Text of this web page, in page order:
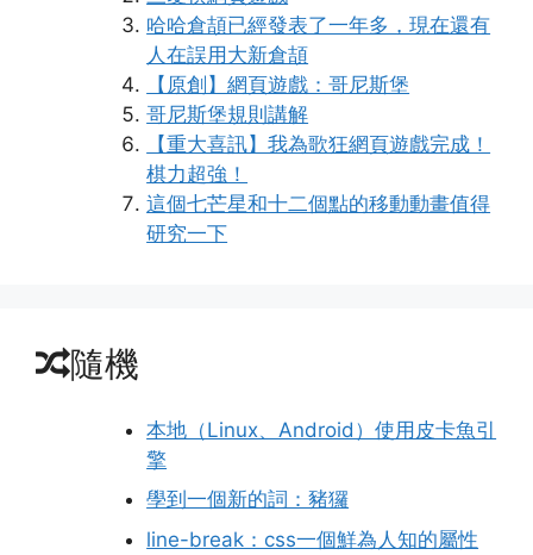
哈哈倉頡已經發表了一年多，現在還有
人在誤用大新倉頡
【原創】網頁遊戲：哥尼斯堡
哥尼斯堡規則講解
【重大喜訊】我為歌狂網頁遊戲完成！
棋力超強！
這個七芒星和十二個點的移動動畫值得
研究一下
隨機
本地（Linux、Android）使用皮卡魚引
擎
學到一個新的詞：豬玀
line-break：css一個鮮為人知的屬性